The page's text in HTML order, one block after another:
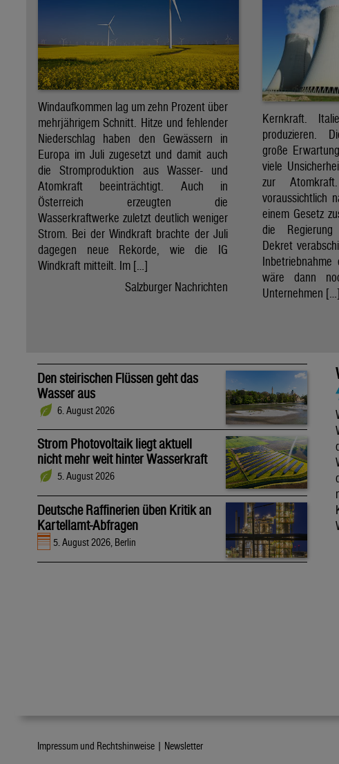
Windaufkommen lag um zehn Prozent über
mehrjährigem Schnitt. Hitze und fehlender
Niederschlag haben den Gewässern in
Europa im Juli zugesetzt und damit auch
die Stromproduktion aus Wasser- und
Atomkraft beeinträchtigt. Auch in
Österreich erzeugten die
Wasserkraftwerke zuletzt deutlich weniger
Strom. Bei der Windkraft brachte der Juli
dagegen neue Rekorde, wie die IG
Windkraft mitteilt. Im […]
Salzburger Nachrichten
Kernkraft.
produzieren.
große
viele
zur
voraussichtlich
einem Gesetz
die
Dekret
wäre dann
Unternehmen […]
Den steirischen Flüssen geht das
Wasser aus
6. August 2026
Strom Photovoltaik liegt aktuell
nicht mehr weit hinter Wasserkraft
5. August 2026
Deutsche Raffinerien üben Kritik an
Kartellamt-Abfragen
5. August 2026, Berlin
Impressum und Rechtshinweise | Newsletter